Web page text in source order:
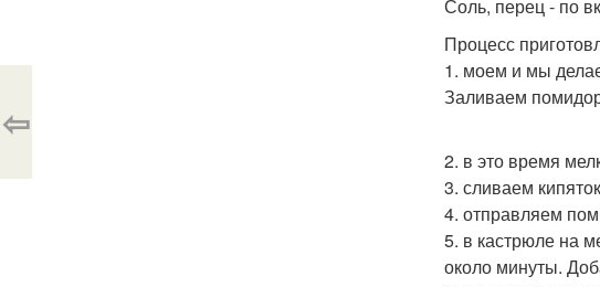
Соль, перец - по
Процесс
1. моем и мы
Заливаем
2. в это время
3. сливаем
4. отправляем
5. в кастрюле на
около минуты.
⇦